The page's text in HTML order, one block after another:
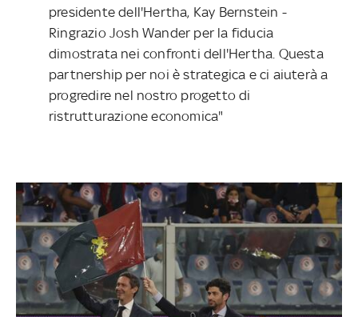
presidente dell'Hertha, Kay Bernstein -
Ringrazio Josh Wander per la fiducia
dimostrata nei confronti dell'Hertha. Questa
partnership per noi è strategica e ci aiuterà a
progredire nel nostro progetto di
ristrutturazione economica"